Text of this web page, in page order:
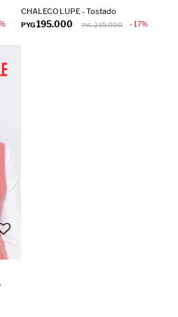
CHALECO LUPE - Tostado
PYG195.000 PYG 235.000 17